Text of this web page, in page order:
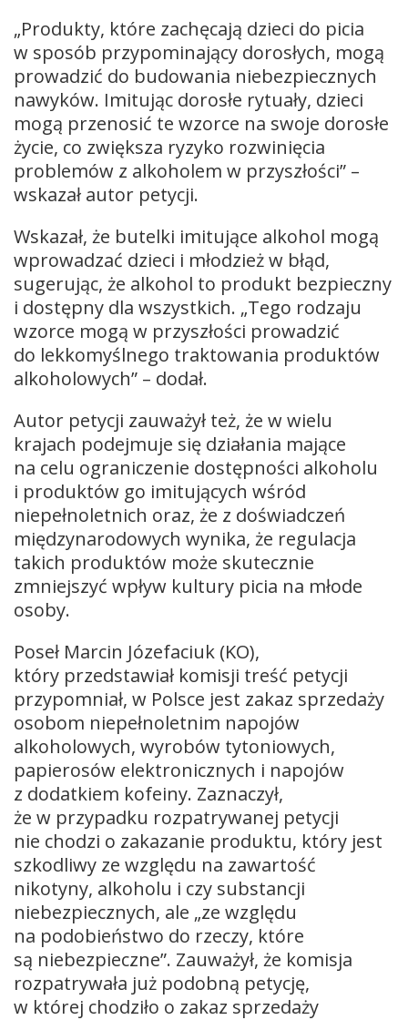
„Produkty, które zachęcają dzieci do picia
w sposób przypominający dorosłych, mogą
prowadzić do budowania niebezpiecznych
nawyków. Imitując dorosłe rytuały, dzieci
mogą przenosić te wzorce na swoje dorosłe
życie, co zwiększa ryzyko rozwinięcia
problemów z alkoholem w przyszłości” –
wskazał autor petycji.
Wskazał, że butelki imitujące alkohol mogą
wprowadzać dzieci i młodzież w błąd,
sugerując, że alkohol to produkt bezpieczny
i dostępny dla wszystkich. „Tego rodzaju
wzorce mogą w przyszłości prowadzić
do lekkomyślnego traktowania produktów
alkoholowych” – dodał.
Autor petycji zauważył też, że w wielu
krajach podejmuje się działania mające
na celu ograniczenie dostępności alkoholu
i produktów go imitujących wśród
niepełnoletnich oraz, że z doświadczeń
międzynarodowych wynika, że regulacja
takich produktów może skutecznie
zmniejszyć wpływ kultury picia na młode
osoby.
Poseł Marcin Józefaciuk (KO),
który przedstawiał komisji treść petycji
przypomniał, w Polsce jest zakaz sprzedaży
osobom niepełnoletnim napojów
alkoholowych, wyrobów tytoniowych,
papierosów elektronicznych i napojów
z dodatkiem kofeiny. Zaznaczył,
że w przypadku rozpatrywanej petycji
nie chodzi o zakazanie produktu, który jest
szkodliwy ze względu na zawartość
nikotyny, alkoholu i czy substancji
niebezpiecznych, ale „ze względu
na podobieństwo do rzeczy, które
są niebezpieczne”. Zauważył, że komisja
rozpatrywała już podobną petycję,
w której chodziło o zakaz sprzedaży